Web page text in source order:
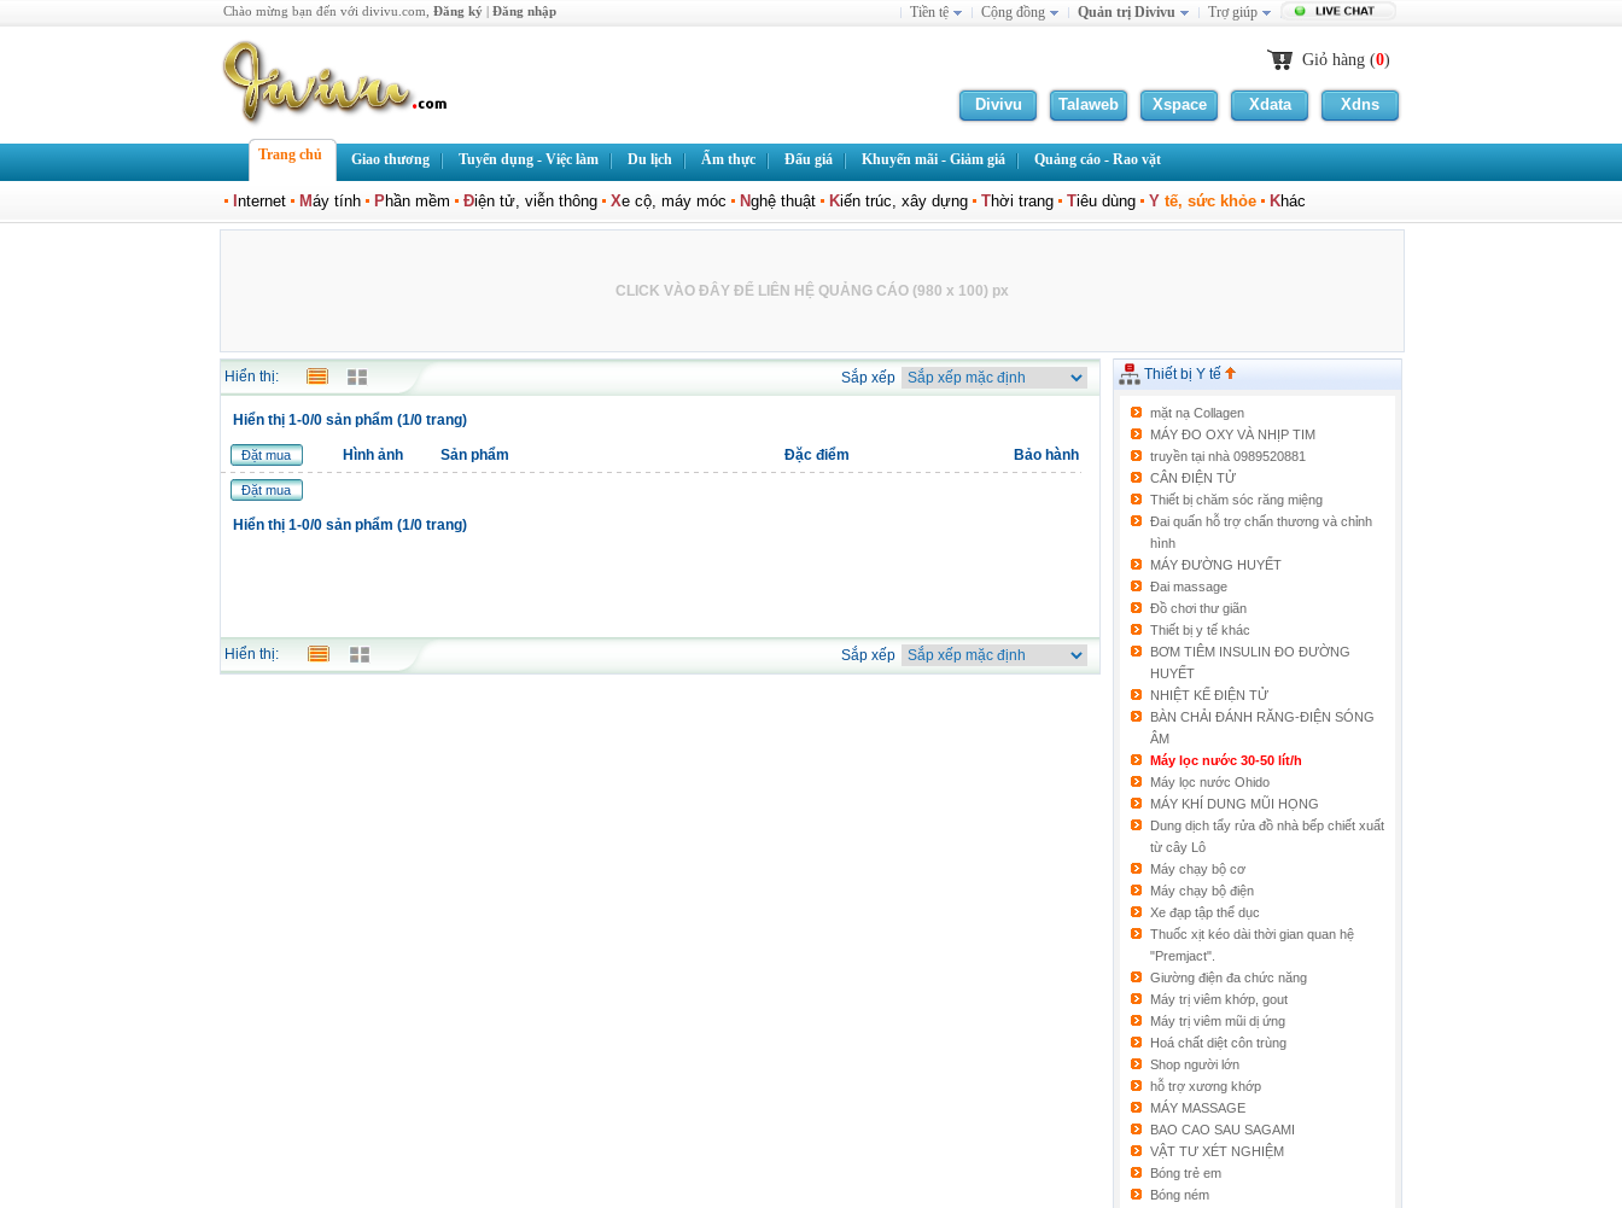
Chào mừng bạn đến với divivu.com, Đăng ký | Đăng nhập Tiền tệ Cộng đồng Quản trị Divivu Trợ giúp
Giỏ hàng (0)
Divivu Talaweb Xspace Xdata Xdns
Trang chủ Giao thương Tuyển dụng - Việc làm Du lịch Ẩm thực Đấu giá Khuyến mãi - Giảm giá Quảng cáo - Rao vặt
nternet Máy tính Phần mềm Điện tử, viễn thông Xe cộ, máy móc Nghệ thuật Kiến trúc, xây dựng Thời trang Tiêu dùng Y tế, sức khỏe Khác
CLICK VÀO ĐÂY ĐỂ LIÊN HỆ QUẢNG CÁO (980 x 100) px
Hiển thị: Sắp xếp
Hiển thị 1-0/0 sản phẩm (1/0 trang)
Đặt mua Hình ảnh Sản phẩm Đặc điểm Bảo hành
Đặt mua
Hiển thị 1-0/0 sản phẩm (1/0 trang)
Hiển thị: Sắp xếp
Thiết bị Y tế
mặt nạ Collagen
MÁY ĐO OXY VÀ NHỊP TIM
truyền tại nhà 0989520881
CÂN ĐIỆN TỬ
Thiết bị chăm sóc răng miệng
Đai quấn hỗ trợ chấn thương và chỉnh
hình
MÁY ĐƯỜNG HUYẾT
Đai massage
Đồ chơi thư giãn
Thiết bị y tế khác
BƠM TIÊM INSULIN ĐO ĐƯỜNG
HUYẾT
NHIỆT KẾ ĐIỆN TỬ
BÀN CHẢI ĐÁNH RĂNG-ĐIỆN SÓNG
ÂM
Máy lọc nước 30-50 lít/h
Máy lọc nước Ohido
MÁY KHÍ DUNG MŨI HỌNG
Dung dịch tẩy rửa đồ nhà bếp chiết xuất
từ cây Lô
Máy chạy bộ cơ
Máy chạy bộ điện
Xe đạp tập thể dục
Thuốc xịt kéo dài thời gian quan hệ
"Premjact".
Giường điện đa chức năng
Máy trị viêm khớp, gout
Máy trị viêm mũi dị ứng
Hoá chất diệt côn trùng
Shop người lớn
hỗ trợ xương khớp
MÁY MASSAGE
BAO CAO SAU SAGAMI
VẬT TƯ XÉT NGHIỆM
Bóng trẻ em
Bóng ném